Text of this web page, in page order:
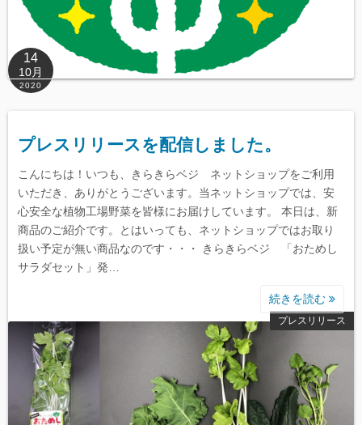
14
10月
2020
プレスリリース
プレスリリースを配信しました。
こんにちは！いつも、きらきらベジ ネットショップをご利用
いただき、ありがとうございます。当ネットショップでは、安
心安全な植物工場野菜を皆様にお届けしています。 本日は、新
商品のご紹介です。とはいっても、ネットショップではお取り
扱い予定が無い商品なのです・・・ きらきらベジ 「おためし
サラダセット」発…
続きを読む